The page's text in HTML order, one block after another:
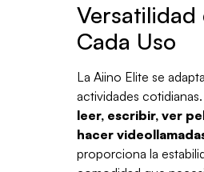
Versatilidad
Cada Uso
La Aiino Elite se
actividades cotidianas.
leer, escribir, ver
hacer
proporciona la